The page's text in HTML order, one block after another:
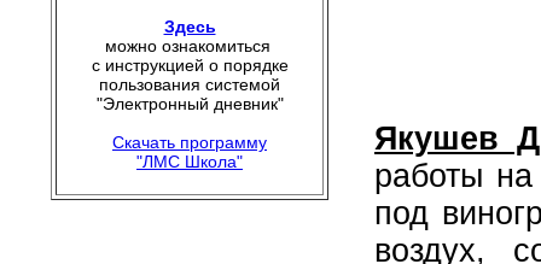
Здесь
можно ознакомиться
с инструкцией о порядке
пользования системой
"Электронный дневник"
Скачать программу
"ЛМС Школа"
Якушев
работы на
под
воздух,